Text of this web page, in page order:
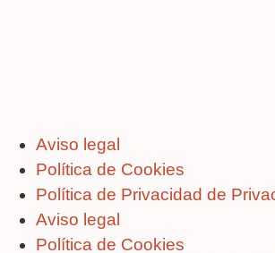
Aviso legal
Política de Cookies
Política de Privacidad de
Aviso legal
Política de Cookies